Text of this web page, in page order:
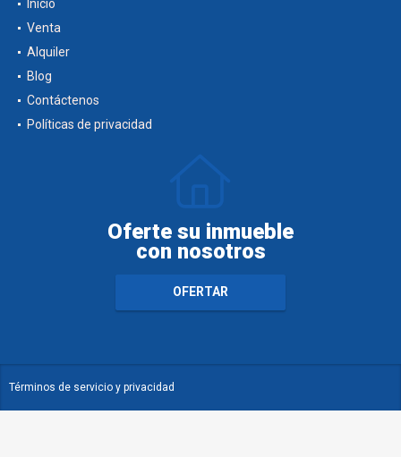
Inicio
Venta
Alquiler
Blog
Contáctenos
Políticas de privacidad
Oferte su inmueble
con nosotros
OFERTAR
Términos de servicio y privacidad